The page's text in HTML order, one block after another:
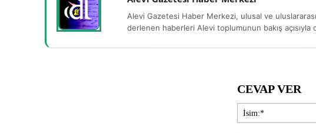
Alevi Gazetesi Haber Merkezi, ulusal ve
derlenen haberleri Alevi toplumunun bakış açısıyla
CEVAP VER